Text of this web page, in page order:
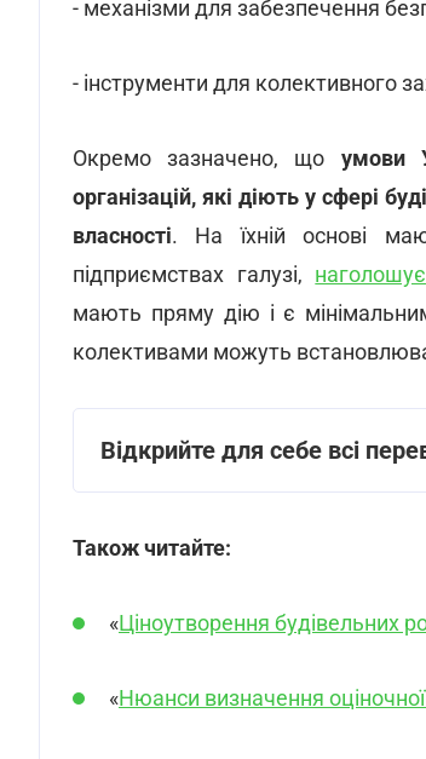
- механізми для забезпечення
- інструменти для колективного
Окремо зазначено, що умови
організацій, які діють у сфері
власності. На їхній основі
підприємствах галузі, наголошує
мають пряму дію і є
колективами можуть
Відкрийте для себе всі
Також читайте:
«Ціноутворення будівельних
«Нюанси визначення оціночної